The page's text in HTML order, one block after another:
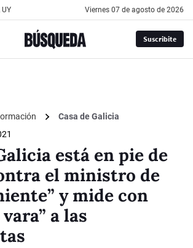
viernes 07 de agosto de 2026
Suscribite
Casa de Galicia
está en pie de
el ministro de
y mide con
a las